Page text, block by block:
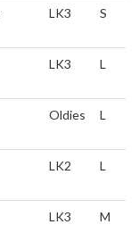
LK3 S
LK3 L
Oldies L
LK2 L
LK3 M